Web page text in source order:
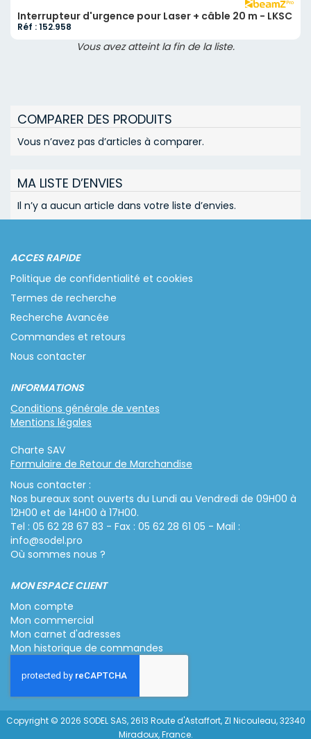
Interrupteur d'urgence pour Laser + câble 20 m - LKSC
Réf : 152.958
Vous avez atteint la fin de la liste.
COMPARER DES PRODUITS
Vous n’avez pas d’articles à comparer.
MA LISTE D’ENVIES
Il n’y a aucun article dans votre liste d’envies.
ACCES RAPIDE
Politique de confidentialité et cookies
Termes de recherche
Recherche Avancée
Commandes et retours
Nous contacter
INFORMATIONS
Conditions générale de ventes
Mentions légales
Charte SAV
Formulaire de Retour de Marchandise
Nous contacter :
Nos bureaux sont ouverts du Lundi au Vendredi de 09H00 à
12H00 et de 14H00 à 17H00.
Tel : 05 62 28 67 83 - Fax : 05 62 28 61 05 - Mail :
info@sodel.pro
Où sommes nous ?
MON ESPACE CLIENT
Mon compte
Mon commercial
Mon carnet d'adresses
Mon historique de commandes
Copyright © 2026 SODEL SAS, 2613 Route d'Astaffort, ZI Nicouleau, 32340
Miradoux, France.